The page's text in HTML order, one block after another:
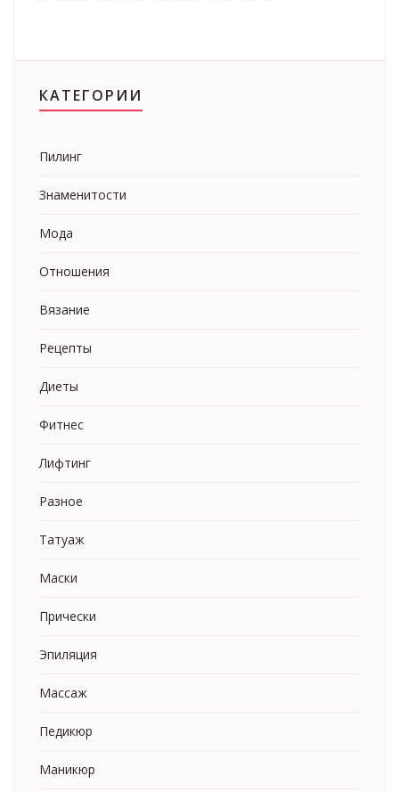
КАТЕГОРИИ
Пилинг
Знаменитости
Мода
Отношения
Вязание
Рецепты
Диеты
Фитнес
Лифтинг
Разное
Татуаж
Маски
Прически
Эпиляция
Массаж
Педикюр
Маникюр